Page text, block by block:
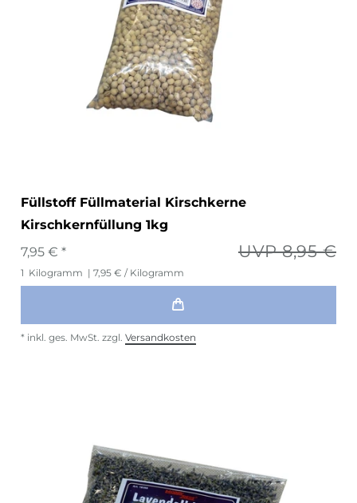
Füllstoff Füllmaterial Kirschkerne
Kirschkernfüllung 1kg
UVP 8,95 €
7,95 € *
1 Kilogramm | 7,95 € / Kilogramm
* inkl. ges. MwSt. zzgl. Versandkosten